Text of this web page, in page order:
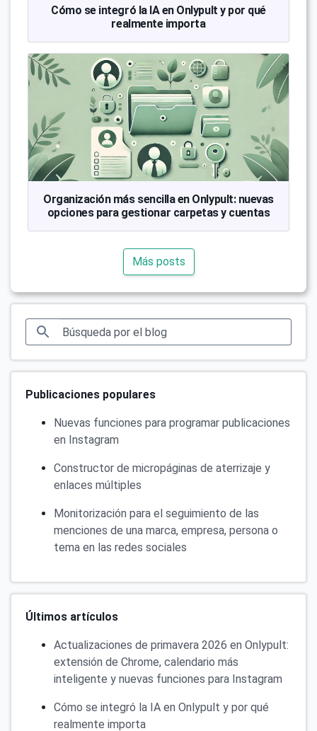
Cómo se integró la IA en Onlypult y por qué
realmente importa
Organización más sencilla en Onlypult: nuevas
opciones para gestionar carpetas y cuentas
Más posts
Publicaciones populares
Nuevas funciones para programar publicaciones
en Instagram
Constructor de micropáginas de aterrizaje y
enlaces múltiples
Monitorización para el seguimiento de las
menciones de una marca, empresa, persona o
tema en las redes sociales
Últimos artículos
Actualizaciones de primavera 2026 en Onlypult:
extensión de Chrome, calendario más
inteligente y nuevas funciones para Instagram
Cómo se integró la IA en Onlypult y por qué
realmente importa